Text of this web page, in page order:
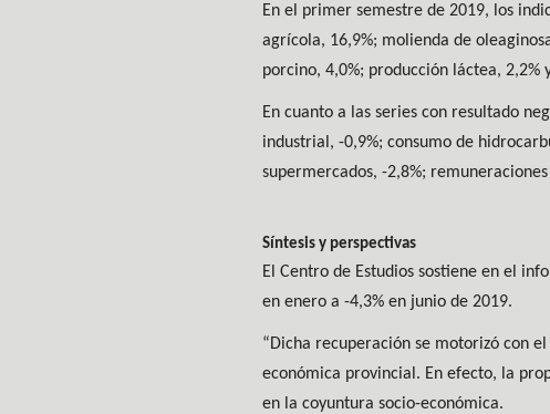
En el primer semestre de 2019, los
agrícola, 16,9%; molienda de
porcino, 4,0%; producción láctea,
En cuanto a las series con resultado
industrial, -0,9%; consumo de
supermercados, -2,8%;
Síntesis y perspectivas
El Centro de Estudios sostiene en el
en enero a -4,3% en junio de 2019.
“Dicha recuperación se motorizó con
económica provincial. En efecto, la
en la coyuntura socio-económica.